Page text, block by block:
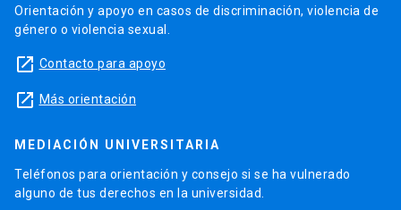
Orientación y apoyo en casos de discriminación, violencia de
género o violencia sexual.
launch Contacto para apoyo
launch Más orientación
MEDIACIÓN UNIVERSITARIA
Teléfonos para orientación y consejo si se ha vulnerado
alguno de tus derechos en la universidad.